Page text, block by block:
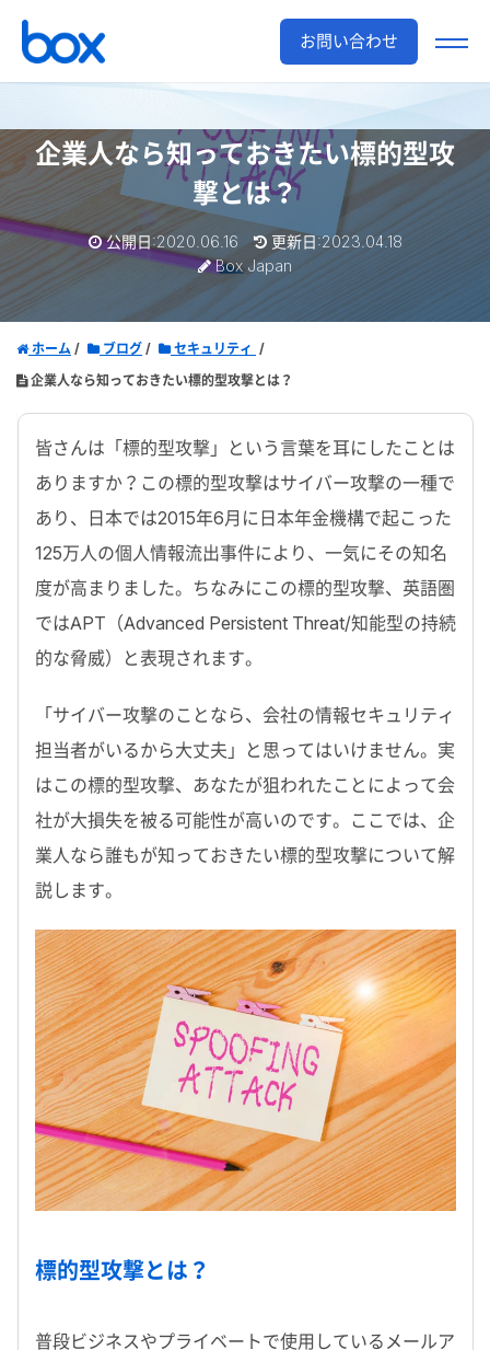
お問い合わせ
企業人なら知っておきたい標的型攻
撃とは？
公開日:2020.06.16
更新日:2023.04.18
Box Japan
ホーム ブログ
セキュリティ
企業人なら知っておきたい標的型攻撃とは？
皆さんは「標的型攻撃」という言葉を耳にしたことは
ありますか？この標的型攻撃はサイバー攻撃の一種で
あり、日本では2015年6月に日本年金機構で起こった
125万人の個人情報流出事件により、一気にその知名
度が高まりました。ちなみにこの標的型攻撃、英語圏
ではAPT（Advanced Persistent Threat/知能型の持続
的な脅威）と表現されます。
「サイバー攻撃のことなら、会社の情報セキュリティ
担当者がいるから大丈夫」と思ってはいけません。実
はこの標的型攻撃、あなたが狙われたことによって会
社が大損失を被る可能性が高いのです。ここでは、企
業人なら誰もが知っておきたい標的型攻撃について解
説します。
標的型攻撃とは？
普段ビジネスやプライベートで使用しているメールア